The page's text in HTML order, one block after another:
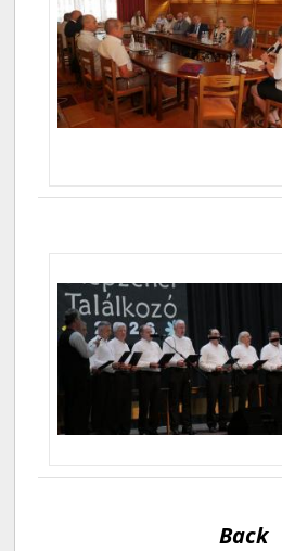
Back